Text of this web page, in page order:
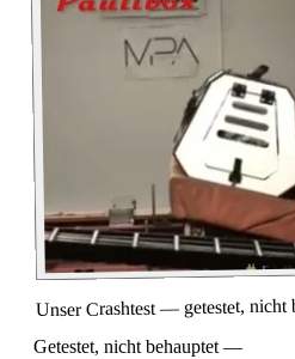
Unser Crashtest — getestet, nicht
Getestet, nicht behauptet —